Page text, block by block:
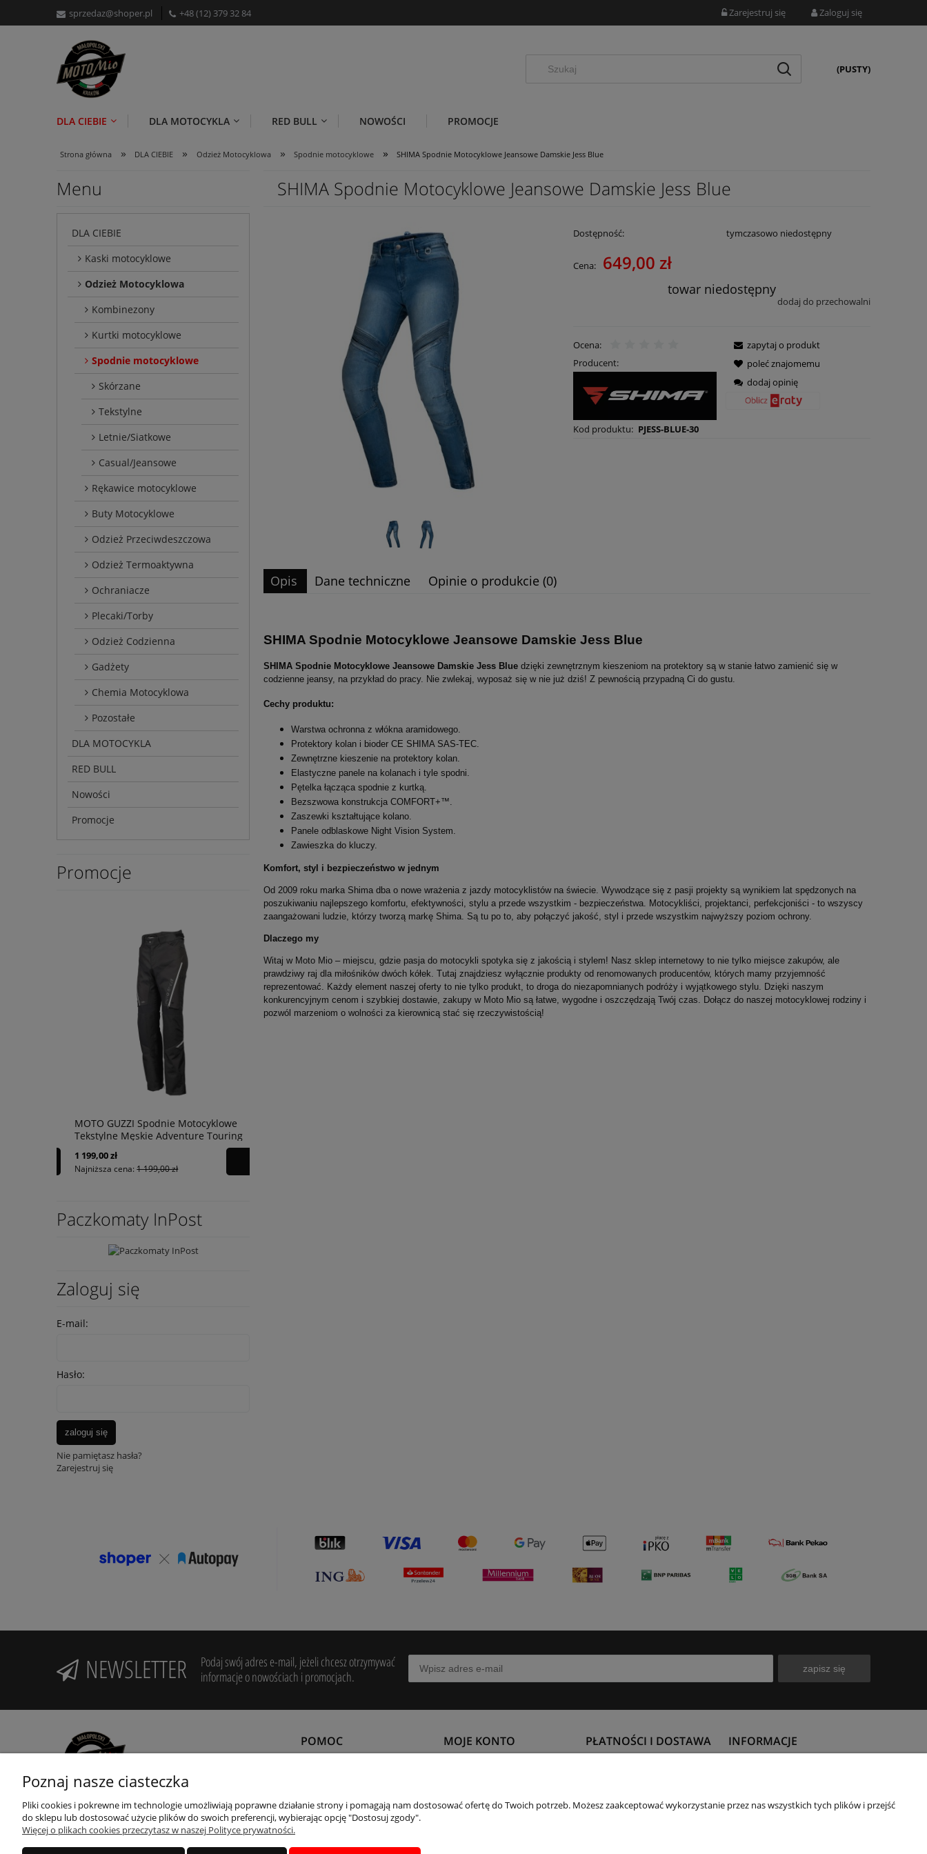
sprzedaz@shoper.pl +48 (12) 379 32 84 Zarejestruj się Zaloguj się
(PUSTY)
DLA CIEBIE DLA MOTOCYKLA RED BULL NOWOŚCI PROMOCJE
Strona główna » DLA CIEBIE » Odzież Motocyklowa » Spodnie motocyklowe » SHIMA Spodnie Motocyklowe Jeansowe Damskie Jess Blue
Menu
DLA CIEBIE
Kaski motocyklowe
Odzież Motocyklowa
Kombinezony
Kurtki motocyklowe
Spodnie motocyklowe
Skórzane
Tekstylne
Letnie/Siatkowe
Casual/Jeansowe
Rękawice motocyklowe
Buty Motocyklowe
Odzież Przeciwdeszczowa
Odzież Termoaktywna
Ochraniacze
Plecaki/Torby
Odzież Codzienna
Gadżety
Chemia Motocyklowa
Pozostałe
DLA MOTOCYKLA
RED BULL
Nowości
Promocje
Promocje
MOTO GUZZI Spodnie Motocyklowe
Tekstylne Męskie Adventure Touring
1 199,00 zł
Najniższa cena:1 199,00 zł
Paczkomaty InPost
Zaloguj się
E-mail:
Hasło:
zaloguj się
Nie pamiętasz hasła?
Zarejestruj się
SHIMA Spodnie Motocyklowe Jeansowe Damskie Jess Blue
Dostępność: tymczasowo niedostępny
Cena: 649,00 zł
towar niedostępny
dodaj do przechowalni
Ocena:
Producent:
Kod produktu: PJESS-BLUE-30
zapytaj o produkt
poleć znajomemu
dodaj opinię
Opis Dane techniczne Opinie o produkcie (0)
SHIMA Spodnie Motocyklowe Jeansowe Damskie Jess Blue
SHIMA Spodnie Motocyklowe Jeansowe Damskie Jess Blue dzięki zewnętrznym kieszeniom na protektory są w stanie łatwo zamienić się w
codzienne jeansy, na przykład do pracy. Nie zwlekaj, wyposaż się w nie już dziś! Z pewnością przypadną Ci do gustu.
Cechy produktu:
Warstwa ochronna z włókna aramidowego.
Protektory kolan i bioder CE SHIMA SAS-TEC.
Zewnętrzne kieszenie na protektory kolan.
Elastyczne panele na kolanach i tyle spodni.
Pętelka łącząca spodnie z kurtką.
Bezszwowa konstrukcja COMFORT+™.
Zaszewki kształtujące kolano.
Panele odblaskowe Night Vision System.
Zawieszka do kluczy.
Komfort, styl i bezpieczeństwo w jednym
Od 2009 roku marka Shima dba o nowe wrażenia z jazdy motocyklistów na świecie. Wywodzące się z pasji projekty są wynikiem lat spędzonych na
poszukiwaniu najlepszego komfortu, efektywności, stylu a przede wszystkim - bezpieczeństwa. Motocykliści, projektanci, perfekcjoniści - to wszyscy
zaangażowani ludzie, którzy tworzą markę Shima. Są tu po to, aby połączyć jakość, styl i przede wszystkim najwyższy poziom ochrony.
Dlaczego my
Witaj w Moto Mio – miejscu, gdzie pasja do motocykli spotyka się z jakością i stylem! Nasz sklep internetowy to nie tylko miejsce zakupów, ale
prawdziwy raj dla miłośników dwóch kółek. Tutaj znajdziesz wyłącznie produkty od renomowanych producentów, których mamy przyjemność
reprezentować. Każdy element naszej oferty to nie tylko produkt, to droga do niezapomnianych podróży i wyjątkowego stylu. Dzięki naszym
konkurencyjnym cenom i szybkiej dostawie, zakupy w Moto Mio są łatwe, wygodne i oszczędzają Twój czas. Dołącz do naszej motocyklowej rodziny i
pozwól marzeniom o wolności za kierownicą stać się rzeczywistością!
NEWSLETTER
Podaj swój adres e-mail, jeżeli chcesz otrzymywać
informacje o nowościach i promocjach.
zapisz się
Potrzebujesz pomocy? Zadzwoń!
+48 12 655 45 65
POMOC
Zwroty i reklamacje
Raty
MOJE KONTO
Ustawienia konta
PŁATNOŚCI I DOSTAWA
Czas i koszty dostawy
INFORMACJE
Subwencja finansowa PFR
Poznaj nasze ciasteczka
Pliki cookies i pokrewne im technologie umożliwiają poprawne działanie strony i pomagają nam dostosować ofertę do Twoich potrzeb. Możesz zaakceptować wykorzystanie przez nas wszystkich tych plików i przejść
do sklepu lub dostosować użycie plików do swoich preferencji, wybierając opcję "Dostosuj zgody".
Więcej o plikach cookies przeczytasz w naszej Polityce prywatności.